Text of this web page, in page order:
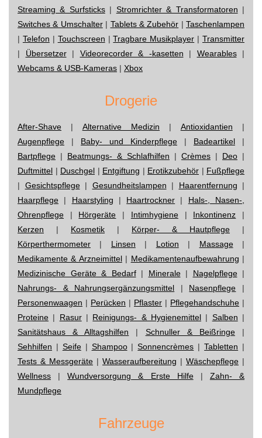
Streaming & Surfsticks| Stromrichter & Transformatoren |
Switches & Umschalter| Tablets & Zubehör | Taschenlampen
| Telefon | Touchscreen |Tragbare Musikplayer | Transmitter
| Übersetzer| Videorecorder & -kasetten | Wearables|
Webcams & USB-Kameras | Xbox
Drogerie
After-Shave | Alternative Medizin | Antioxidantien |
Augenpflege | Baby- und Kinderpflege | Badeartikel |
Bartpflege | Beatmungs- & Schlafhilfen | Crèmes | Deo |
Duftmittel | Duschgel | Entgiftung | Erotikzubehör | Fußpflege
| Gesichtspflege| Gesundheitslampen | Haarentfernung |
Haarpflege | Haarstyling | Haartrockner | Hals-, Nasen-,
Ohrenpflege | Hörgeräte | Intimhygiene| Inkontinenz |
Kerzen | Kosmetik | Körper- & Hautpflege |
Körperthermometer | Linsen | Lotion | Massage|
Medikamente & Arzneimittel| Medikamentenaufbewahrung |
Medizinische Geräte & Bedarf| Minerale| Nagelpflege|
Nahrungs- & Nahrungsergänzungsmittel | Nasenpflege |
Personenwaagen | Perücken | Pflaster | Pflegehandschuhe |
Proteine | Rasur| Reinigungs- & Hygienemittel | Salben |
Sanitätshaus & Alltagshilfen | Schnuller & Beißringe|
Sehhilfen | Seife| Shampoo|Sonnencrèmes |Tabletten |
Tests & Messgeräte | Wasseraufbereitung | Wäschepflege |
Wellness |Wundversorgung & Erste Hilfe| Zahn- &
Mundpflege
Fahrzeuge